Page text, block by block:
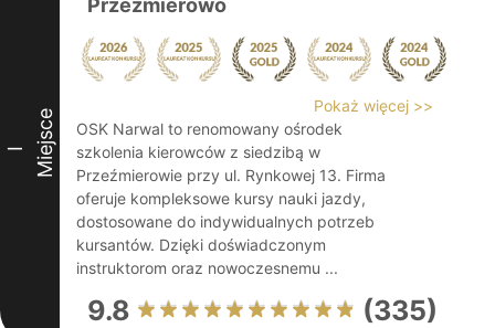
I Miejsce
Przeźmierowo
Pokaż więcej >>
OSK Narwal to renomowany ośrodek
szkolenia kierowców z siedzibą w
Przeźmierowie przy ul. Rynkowej 13. Firma
oferuje kompleksowe kursy nauki jazdy,
dostosowane do indywidualnych potrzeb
kursantów. Dzięki doświadczonym
instruktorom oraz nowoczesnemu ...
9.8 (335)